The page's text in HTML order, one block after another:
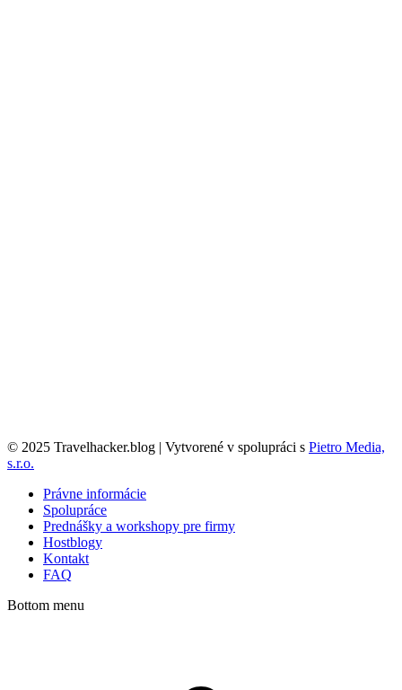
© 2025 Travelhacker.blog | Vytvorené v spolupráci s Pietro Media,
s.r.o.
Právne informácie
Spolupráce
Prednášky a workshopy pre firmy
Hostblogy
Kontakt
FAQ
Bottom menu